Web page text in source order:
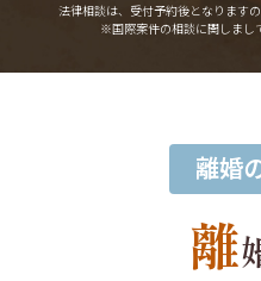
法律相談は、受付予約後となりますの
※国際案件の相談に関しまし
離婚
離